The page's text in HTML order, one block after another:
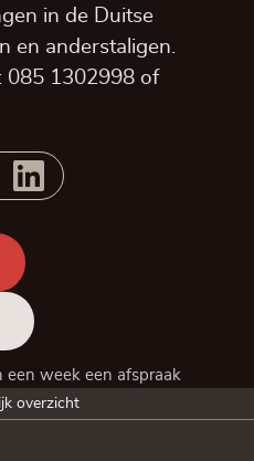
in de Duitse
en anderstaligen.
085 1302998 of
een week een afspraak
overzicht